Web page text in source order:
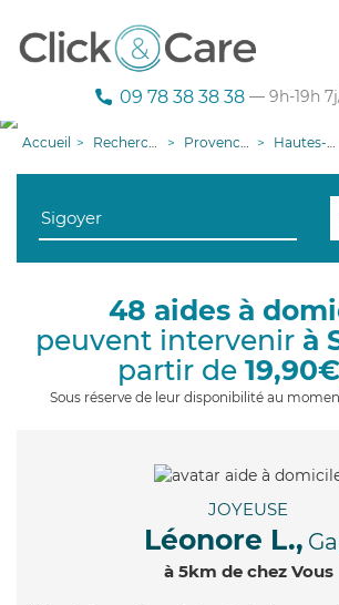
09 78 38 38 38 — 9h-19h
Accueil Recherche aide à domicile Provence-Alpes-Côte d'Azur Hautes-Alpes
48 aides à
peuvent intervenir à
partir de
Sous réserve de leur disponibilité au
JOYEUSE
Léonore L.,
à 5km de chez Vous